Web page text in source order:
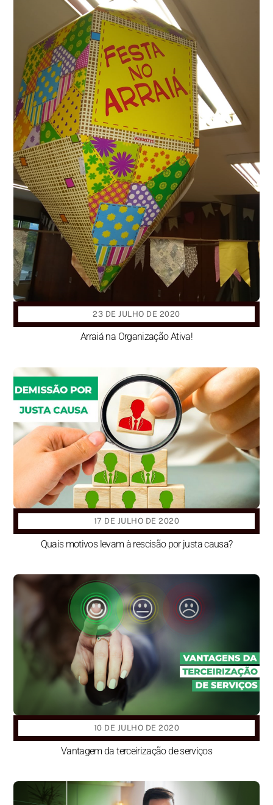
23 DE JULHO DE 2020
Arraiá na Organização Ativa!
17 DE JULHO DE 2020
Quais motivos levam à rescisão por justa causa?
10 DE JULHO DE 2020
Vantagem da terceirização de serviços